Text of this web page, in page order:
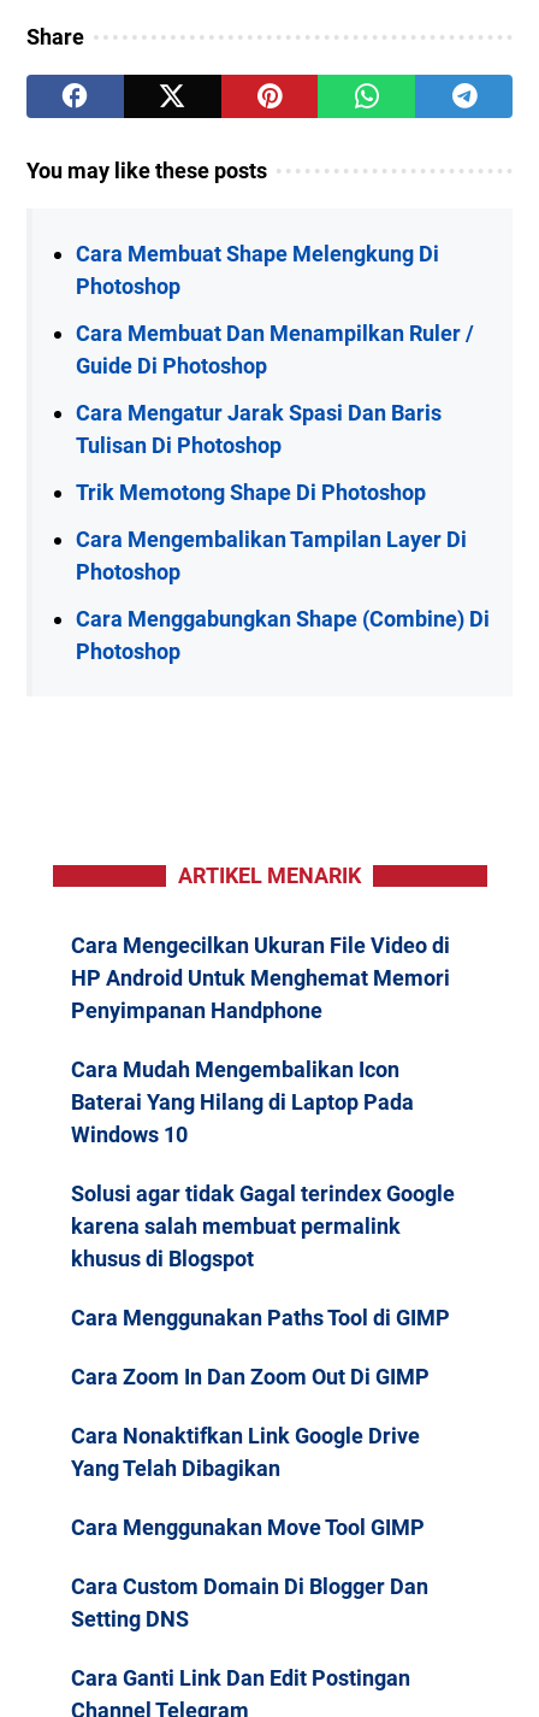
Share
You may like these posts
Cara Membuat Shape Melengkung Di
Photoshop
Cara Membuat Dan Menampilkan Ruler /
Guide Di Photoshop
Cara Mengatur Jarak Spasi Dan Baris
Tulisan Di Photoshop
Trik Memotong Shape Di Photoshop
Cara Mengembalikan Tampilan Layer Di
Photoshop
Cara Menggabungkan Shape (Combine) Di
Photoshop
ARTIKEL MENARIK
Cara Mengecilkan Ukuran File Video di
HP Android Untuk Menghemat Memori
Penyimpanan Handphone
Cara Mudah Mengembalikan Icon
Baterai Yang Hilang di Laptop Pada
Windows 10
Solusi agar tidak Gagal terindex Google
karena salah membuat permalink
khusus di Blogspot
Cara Menggunakan Paths Tool di GIMP
Cara Zoom In Dan Zoom Out Di GIMP
Cara Nonaktifkan Link Google Drive
Yang Telah Dibagikan
Cara Menggunakan Move Tool GIMP
Cara Custom Domain Di Blogger Dan
Setting DNS
Cara Ganti Link Dan Edit Postingan
Channel Telegram